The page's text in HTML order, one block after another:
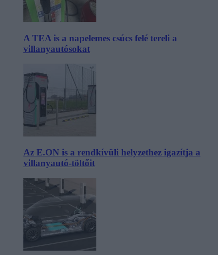
A TEA is a napelemes csúcs felé tereli a
villanyautósokat
Az E.ON is a rendkívüli helyzethez igazítja a
villanyautó-töltőit